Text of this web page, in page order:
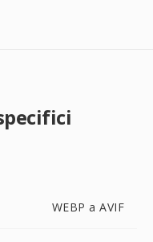
WEBP a AVIF